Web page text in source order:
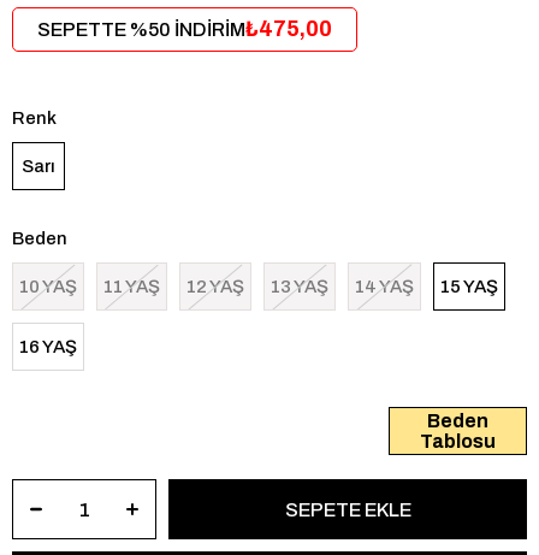
SEPETTE %50 İNDİRİM₺475,00
Renk
Sarı
Beden
10 YAŞ 11 YAŞ 12 YAŞ 13 YAŞ 14 YAŞ 15 YAŞ
16 YAŞ
Beden
Tablosu